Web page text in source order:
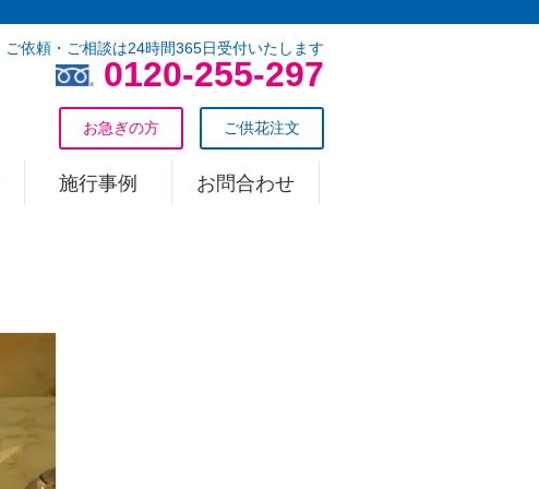
ご依頼・ご相談は24時間365日受付いたします
0120-255-297
ご供花注文
お急ぎの方
施行事例 お問合わせ